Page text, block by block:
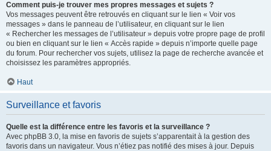
Comment puis-je trouver mes propres messages et sujets ?
Vos messages peuvent être retrouvés en cliquant sur le lien « Voir vos
messages » dans le panneau de l’utilisateur, en cliquant sur le lien
« Rechercher les messages de l’utilisateur » depuis votre propre page de profil
ou bien en cliquant sur le lien « Accès rapide » depuis n’importe quelle page
du forum. Pour rechercher vos sujets, utilisez la page de recherche avancée et
choisissez les paramètres appropriés.
Haut
Surveillance et favoris
Quelle est la différence entre les favoris et la surveillance ?
Avec phpBB 3.0, la mise en favoris de sujets s’apparentait à la gestion des
favoris dans un navigateur. Vous n’étiez pas notifié des mises à jour. Depuis